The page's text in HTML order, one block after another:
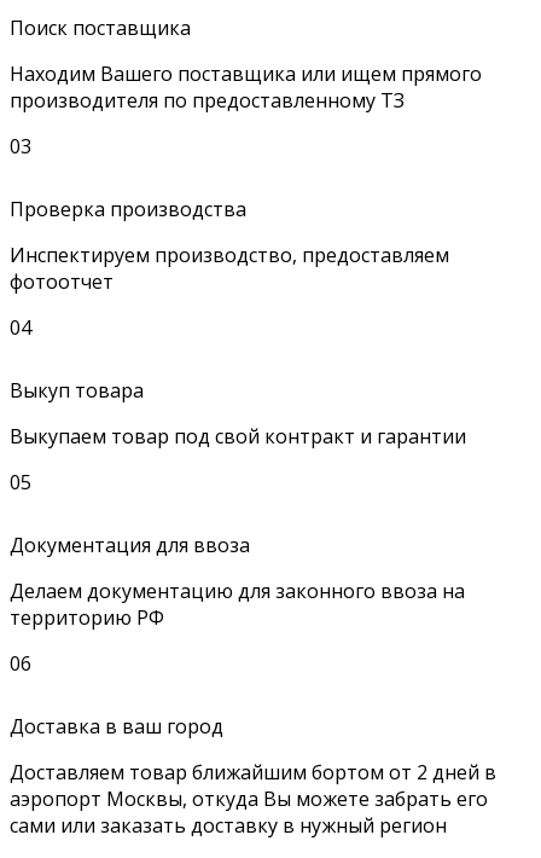
Поиск поставщика
Находим Вашего поставщика или ищем прямого
производителя по предоставленному ТЗ
03
Проверка производства
Инспектируем производство, предоставляем
фотоотчет
04
Выкуп товара
Выкупаем товар под свой контракт и гарантии
05
Документация для ввоза
Делаем документацию для законного ввоза на
территорию РФ
06
Доставка в ваш город
Доставляем товар ближайшим бортом от 2 дней в
аэропорт Москвы, откуда Вы можете забрать его
сами или заказать доставку в нужный регион